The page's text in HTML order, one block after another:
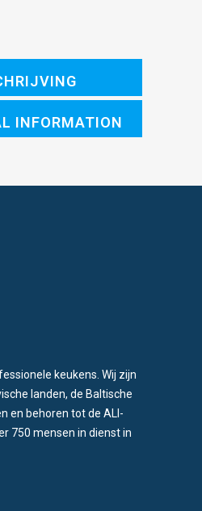
INFORMATION
keukens. Wij zijn
landen, de Baltische
en behoren tot de ALI-
750 mensen in dienst in